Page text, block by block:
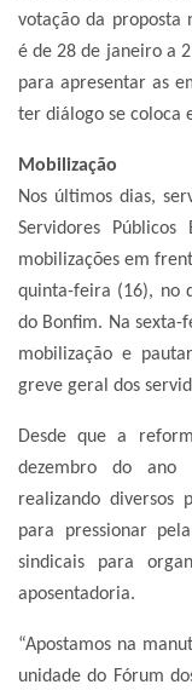
votação da proposta
é de 28 de janeiro a
para apresentar as
ter diálogo se coloca
Mobilização
Nos últimos dias,
Servidores
mobilizações em
quinta-feira (16), no
do Bonfim. Na
mobilização e
greve geral dos
Desde que a
dezembro do ano
realizando diversos
para pressionar
sindicais para
aposentadoria.
“Apostamos na
unidade do Fórum